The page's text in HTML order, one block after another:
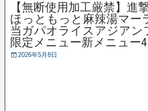
【無断使用加工厳禁】進
ほっともっと麻辣湯マー
当ガパオライスアジアン
限定メニュー新メニュー4
2026年5月8日